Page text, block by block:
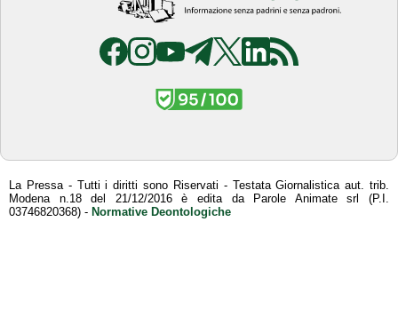
La Pressa - Tutti i diritti sono Riservati - Testata Giornalistica aut. trib.
Modena n.18 del 21/12/2016 è edita da Parole Animate srl (P.I.
03746820368) - Normative Deontologiche